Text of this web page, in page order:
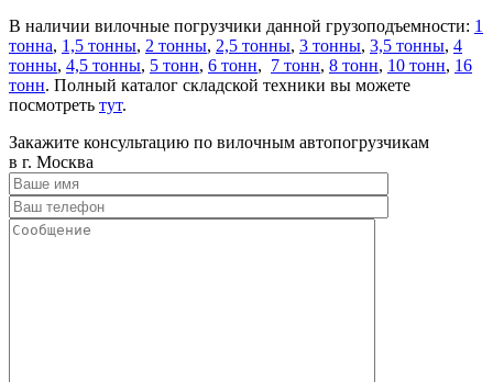
В наличии вилочные погрузчики данной грузоподъемности: 1
тонна, 1,5 тонны, 2 тонны, 2,5 тонны, 3 тонны, 3,5 тонны, 4
тонны, 4,5 тонны, 5 тонн, 6 тонн, 7 тонн, 8 тонн, 10 тонн, 16
тонн. Полный каталог складской техники вы можете
посмотреть тут.
Закажите консультацию по вилочным автопогрузчикам
в г. Москва